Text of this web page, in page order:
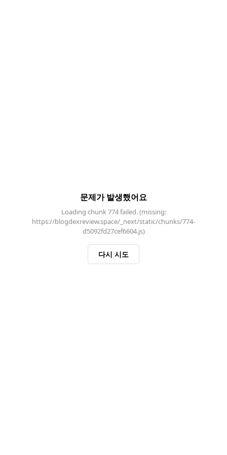
문제가 발생했어요
Loading chunk 774 failed. (missing:
https://blogdexreview.space/_next/static/chunks/774-
d5092fd27cef6604.js)
다시 시도